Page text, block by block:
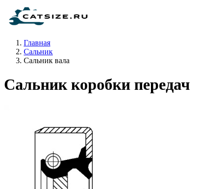
Главная
Сальник
Сальник вала
Сальник коробки передач